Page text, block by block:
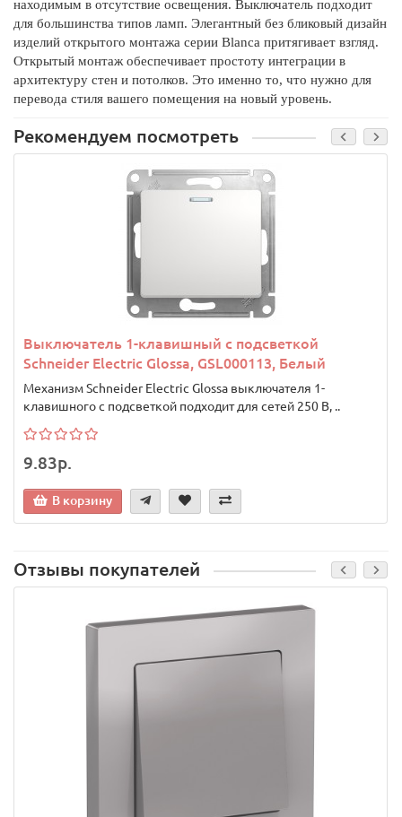
находимым в отсутствие освещения. Выключатель подходит
для большинства типов ламп. Элегантный без бликовый дизайн
изделий открытого монтажа серии Blanca притягивает взгляд.
Открытый монтаж обеспечивает простоту интеграции в
архитектуру стен и потолков. Это именно то, что нужно для
перевода стиля вашего помещения на новый уровень.
Рекомендуем посмотреть
Выключатель 1-клавишный с подсветкой
Schneider Electric Glossa, GSL000113, Белый
Механизм Schneider Electric Glossa выключателя 1-
клавишного с подсветкой подходит для сетей 250 В, ..
9.83р.
В корзину
Отзывы покупателей